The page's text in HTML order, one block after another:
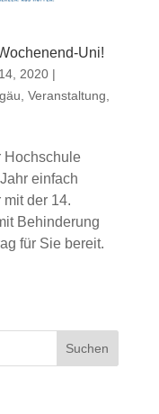
Uni!
2020|
Veranstaltung
Hochschule
einfach
der 14.
Behinderung
für Sie bereit.